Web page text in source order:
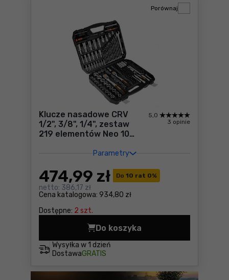
Klucze nasadowe CRV
1/2", 3/8", 1/4", zestaw
219 elementów Neo 10-
Parametry
5,0
3 opinie
Do 10 rat 0%
Cena katalogowa: 934,80 zł
474,99 zł
netto: 386,17 zł
Dostępne: 2 szt.
Porównaj
Wysyłka w 1 dzień
DostawaGRATIS
Do koszyka